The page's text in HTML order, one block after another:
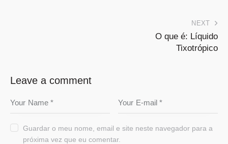
NEXT
O que é: Líquido
Tixotrópico
Leave a comment
Guardar o meu nome, email e site neste navegador para a
próxima vez que eu comentar.